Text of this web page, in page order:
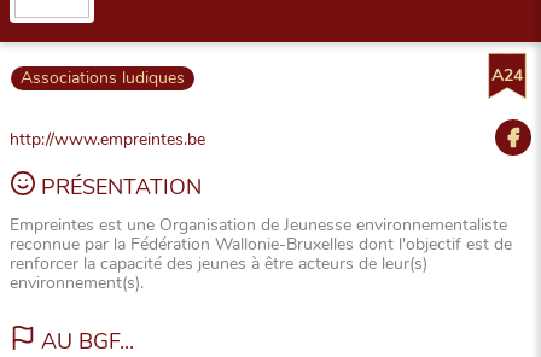
Associations ludiques A24
http://www.empreintes.be
PRÉSENTATION
Empreintes est une Organisation de Jeunesse environnementaliste
reconnue par la Fédération Wallonie-Bruxelles dont l'objectif est de
renforcer la capacité des jeunes à être acteurs de leur(s)
environnement(s).
AU BGF...